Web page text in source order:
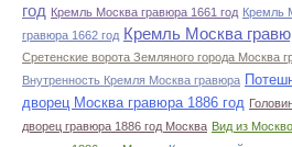
год Кремль Москва гравюра 1661 год Кремль
гравюра 1662 год Кремль Москва
Сретенские ворота Земляного города Москва
Внутренность Кремля Москва гравюра
дворец Москва гравюра 1886 год
дворец гравюра 1886 год Москва Вид из